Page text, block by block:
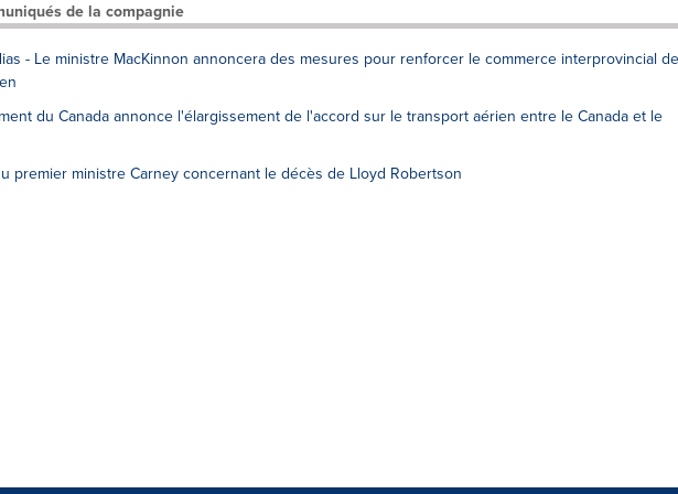
de la compagnie
- Le ministre MacKinnon annoncera des mesures pour renforcer le commerce interprovincial de
du Canada annonce l'élargissement de l'accord sur le transport aérien entre le Canada et le
premier ministre Carney concernant le décès de Lloyd Robertson